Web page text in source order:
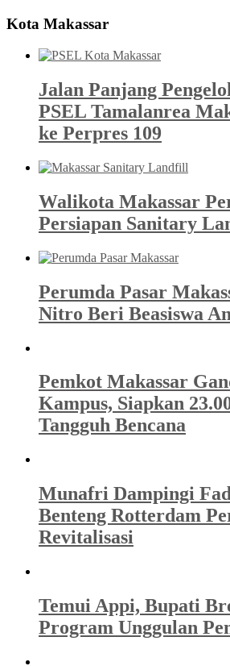
Kota Makassar
Jalan Panjang
PSEL Tamalanrea
ke Perpres 109
Walikota Makassar
Persiapan Sanitary
Perumda Pasar
Nitro Beri Beasiswa
Pemkot Makassar
Kampus, Siapkan
Tangguh Bencana
Munafri Dampingi
Benteng Rotterdam
Revitalisasi
Temui Appi, Bupati
Program Unggulan